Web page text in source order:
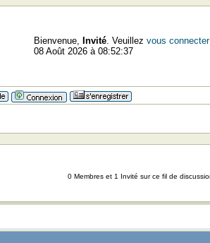
Bienvenue, Invité. Veuillez vous connecter
08 Août 2026 à 08:52:37
0 Membres et 1 Invité sur ce fil de